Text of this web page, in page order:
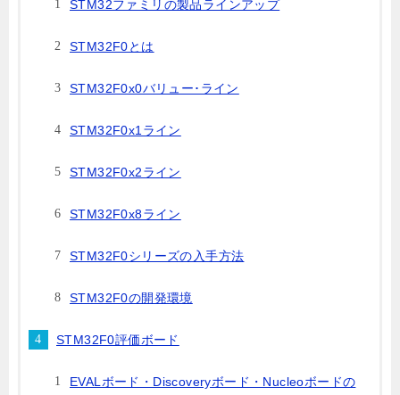
STM32ファミリの製品ラインアップ
STM32F0とは
STM32F0x0バリュー･ライン
STM32F0x1ライン
STM32F0x2ライン
STM32F0x8ライン
STM32F0シリーズの入手方法
STM32F0の開発環境
STM32F0評価ボード
EVALボード・Discoveryボード・Nucleoボードの